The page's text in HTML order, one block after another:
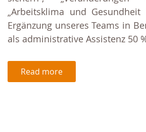
„Arbeitsklima und
Ergänzung unseres Teams in
als administrative Assistenz 50
Read more